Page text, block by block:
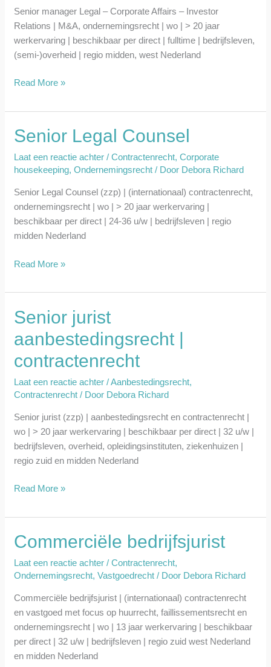
Senior manager Legal – Corporate Affairs – Investor
Relations | M&A, ondernemingsrecht | wo | > 20 jaar
werkervaring | beschikbaar per direct | fulltime | bedrijfsleven,
(semi-)overheid | regio midden, west Nederland
Investor
Relations
Read More »
Senior Legal Counsel
Laat een reactie achter /Contractenrecht,Corporate
housekeeping,Ondernemingsrecht / Door Debora Richard
Senior Legal Counsel (zzp) | (internationaal) contractenrecht,
ondernemingsrecht | wo | > 20 jaar werkervaring |
beschikbaar per direct | 24-36 u/w | bedrijfsleven | regio
midden Nederland
Senior
Counsel
Read More »
Senior jurist
aanbestedingsrecht |
contractenrecht
Laat een reactie achter /Aanbestedingsrecht,
Contractenrecht / Door Debora Richard
Senior jurist (zzp) | aanbestedingsrecht en contractenrecht |
wo | > 20 jaar werkervaring | beschikbaar per direct | 32 u/w |
bedrijfsleven, overheid, opleidingsinstituten, ziekenhuizen |
regio zuid en midden Nederland
Senior
aanbestedingsrecht
|
Read More »
Commerciële bedrijfsjurist
Laat een reactie achter /Contractenrecht,
Ondernemingsrecht,Vastgoedrecht / Door Debora Richard
Commerciële bedrijfsjurist | (internationaal) contractenrecht
en vastgoed met focus op huurrecht, faillissementsrecht en
ondernemingsrecht | wo | 13 jaar werkervaring | beschikbaar
per direct | 32 u/w | bedrijfsleven | regio zuid west Nederland
en midden Nederland
Commerciële